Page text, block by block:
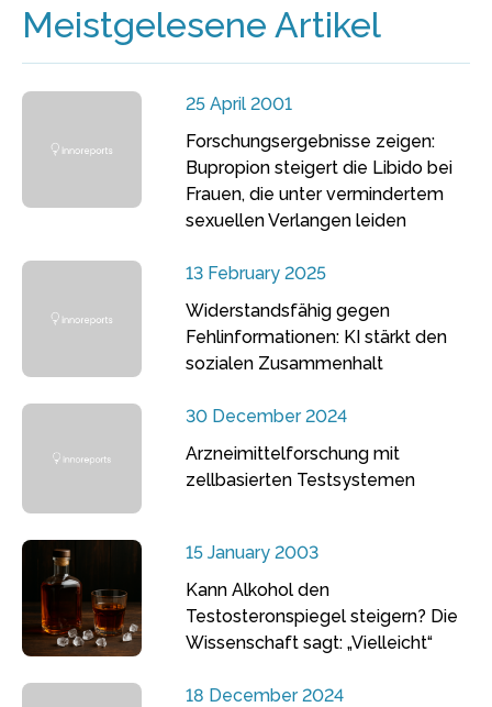
Meistgelesene Artikel
25 April 2001
Forschungsergebnisse zeigen:
Bupropion steigert die Libido bei
Frauen, die unter vermindertem
sexuellen Verlangen leiden
13 February 2025
Widerstandsfähig gegen
Fehlinformationen: KI stärkt den
sozialen Zusammenhalt
30 December 2024
Arzneimittelforschung mit
zellbasierten Testsystemen
15 January 2003
Kann Alkohol den
Testosteronspiegel steigern? Die
Wissenschaft sagt: „Vielleicht“
18 December 2024